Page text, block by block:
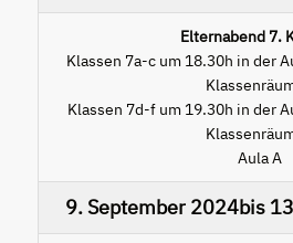
Elternabend 7.
Klassen 7a-c um 18.30h in der
Klassen 7d-f um 19.30h in der
Aula A
9. September 2024bis